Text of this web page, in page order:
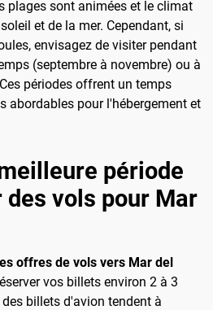
plages sont animées et le climat
et de la mer. Cependant, si
envisagez de visiter pendant
(septembre à novembre) ou à
périodes offrent un temps
abordables pour l'hébergement et
période
vols pour Mar
offres de vols vers Mar del
vos billets environ 2 à 3
billets d'avion tendent à